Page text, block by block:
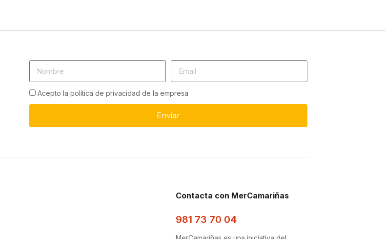
Acepto la política de privacidad de la empresa
Enviar
Contacta con MerCamariñas
981 73 70 04